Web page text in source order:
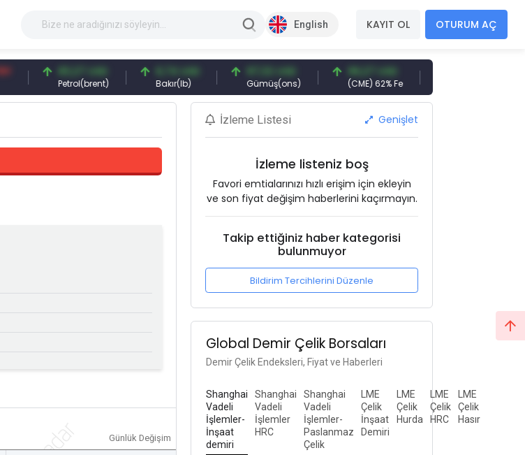
English KAYIT OL OTURUM AÇ
83,27 USD
Petrol(brent)
6,74 USD
Bakır(lb)
97,32 USD
Gümüş(ons)
96,27 USD
(CME) 62% Fe
377,25 USD
Gemi Söküm
Günlük Değişim
İzleme Listesi Genişlet
İzleme listeniz boş
Favori emtialarınızı hızlı erişim için ekleyin
ve son fiyat değişim haberlerini kaçırmayın.
Takip ettiğiniz haber kategorisi
bulunmuyor
Bildirim Tercihlerini Düzenle
Global Demir Çelik Borsaları
Demir Çelik Endeksleri, Fiyat ve Haberleri
Shanghai
Vadeli
İşlemler-
İnşaat
demiri
Shanghai
Vadeli
İşlemler
HRC
Shanghai
Vadeli
İşlemler-
Paslanmaz
Çelik
LME
Çelik
İnşaat
Demiri
LME
Çelik
Hurda
LME
Çelik
HRC
LME
Çelik
Hasır